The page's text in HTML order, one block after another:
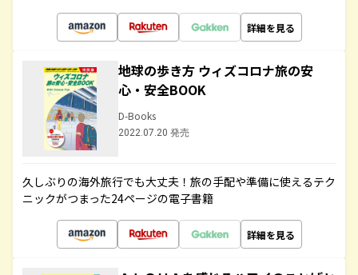
詳細を見る
地球の歩き方 ウィズコロナ旅の安
心・安全BOOK
D-Books
2022.07.20 発売
久しぶりの海外旅行でも大丈夫！旅の手配や準備に使えるテク
ニックがつまった24ページの電子書籍
詳細を見る